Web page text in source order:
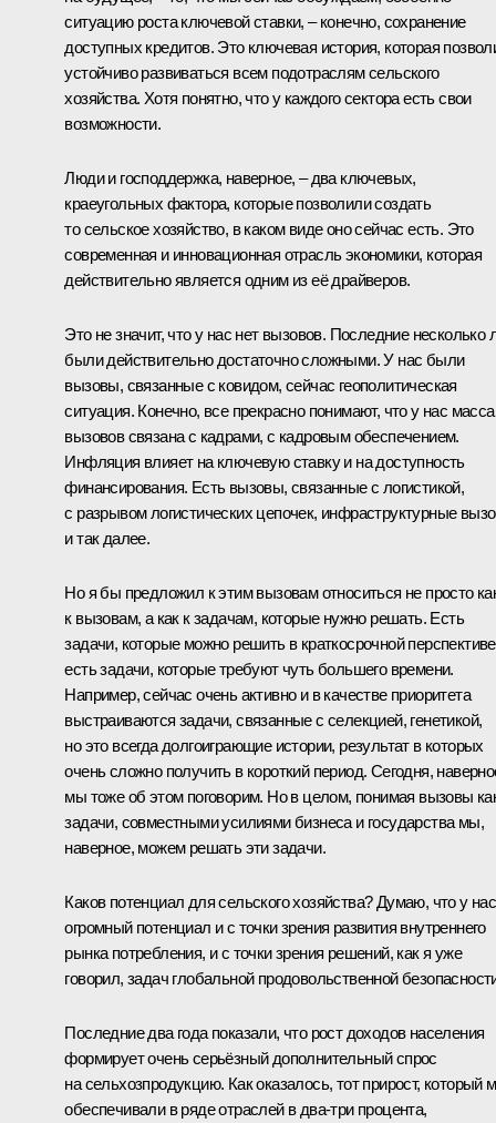
ситуацию роста ключевой ставки, – конечно, сохранение
доступных кредитов. Это ключевая история, которая
устойчиво развиваться всем подотраслям сельского
хозяйства. Хотя понятно, что у каждого сектора есть свои
возможности.
Люди и господдержка, наверное, – два ключевых,
краеугольных фактора, которые позволили создать
то сельское хозяйство, в каком виде оно сейчас есть. Это
современная и инновационная отрасль экономики, которая
действительно является одним из её драйверов.
Это не значит, что у нас нет вызовов. Последние несколько
были действительно достаточно сложными. У нас были
вызовы, связанные с ковидом, сейчас геополитическая
ситуация. Конечно, все прекрасно понимают, что у нас масса
вызовов связана с кадрами, с кадровым обеспечением.
Инфляция влияет на ключевую ставку и на доступность
финансирования. Есть вызовы, связанные с логистикой,
с разрывом логистических цепочек, инфраструктурные
и так далее.
Но я бы предложил к этим вызовам относиться не просто
к вызовам, а как к задачам, которые нужно решать. Есть
задачи, которые можно решить в краткосрочной
есть задачи, которые требуют чуть большего времени.
Например, сейчас очень активно и в качестве приоритета
выстраиваются задачи, связанные с селекцией, генетикой,
но это всегда долгоиграющие истории, результат в которых
очень сложно получить в короткий период. Сегодня,
мы тоже об этом поговорим. Но в целом, понимая вызовы
задачи, совместными усилиями бизнеса и государства мы,
наверное, можем решать эти задачи.
Каков потенциал для сельского хозяйства? Думаю, что у нас
огромный потенциал и с точки зрения развития внутреннего
рынка потребления, и с точки зрения решений, как я уже
говорил, задач глобальной продовольственной
Последние два года показали, что рост доходов населения
формирует очень серьёзный дополнительный спрос
на сельхозпродукцию. Как оказалось, тот прирост, который
обеспечивали в ряде отраслей в два-три процента,